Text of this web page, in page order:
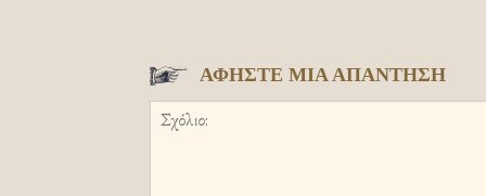
ΑΦΗΣΤΕ ΜΙΑ ΑΠΑΝΤΗΣΗ